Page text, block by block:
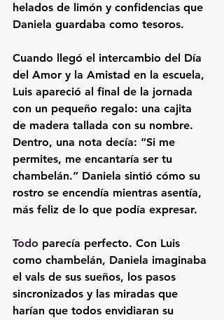
helados de limón y confidencias que
Daniela guardaba como tesoros.
Cuando llegó el intercambio del Día
del Amor y la Amistad en la escuela,
Luis apareció al final de la jornada
con un pequeño regalo: una cajita
de madera tallada con su nombre.
Dentro, una nota decía: “Si me
permites, me encantaría ser tu
chambelán.” Daniela sintió cómo su
rostro se encendía mientras asentía,
más feliz de lo que podía expresar.
Todo parecía perfecto. Con Luis
como chambelán, Daniela imaginaba
el vals de sus sueños, los pasos
sincronizados y las miradas que
harían que todos envidiaran su